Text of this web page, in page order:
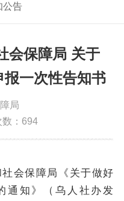
公告
会保障局 关于
报一次性告知书
障局
： 694
会保障局 《关于做好
通知》 （ 乌人社办发